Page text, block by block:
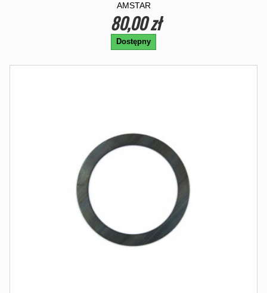
AMSTAR
80,00 zł
Dostępny